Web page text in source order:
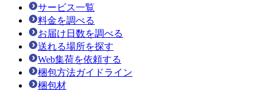
サービス一覧
料金を調べる
お届け日数を調べる
送れる場所を探す
Web集荷を依頼する
梱包方法ガイドライン
梱包材